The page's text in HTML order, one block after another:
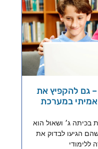
גם להקפיץ את
אמיתי במערכת
בכיתה ג׳ ושאול הוא
הגיעו לבדוק את
ללימודי